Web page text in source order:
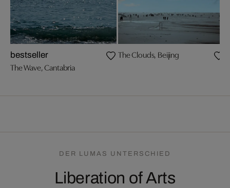
bestseller
The Wave, Cantabria
The Clouds, Beijing
DER LUMAS UNTERSCHIED
Liberation of Arts